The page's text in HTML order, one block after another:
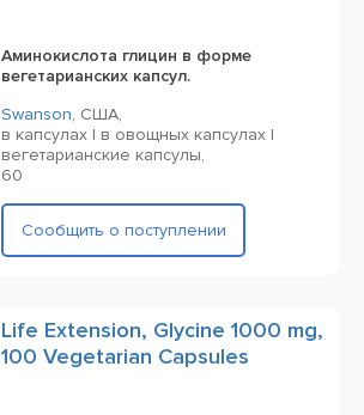
Аминокислота глицин в форме
вегетарианских капсул.
Swanson, США,
в капсулах | в овощных капсулах |
вегетарианские капсулы,
60
Сообщить о поступлении
Life Extension, Glycine 1000 mg,
100 Vegetarian Capsules